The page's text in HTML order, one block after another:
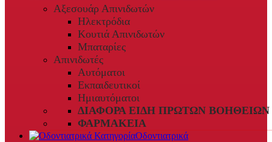
Αξεσουάρ Απινιδωτών
Ηλεκτρόδια
Κουτιά Απινιδωτών
Μπαταρίες
Απινιδωτές
Αυτόματοι
Εκπαιδευτικοί
Ημιαυτόματοι
ΔΙΆΦΟΡΑ ΕΊΔΗ ΠΡΏΤΩΝ ΒΟΗΘΕΙΏΝ
ΦΑΡΜΑΚΕΊΑ
Οδοντιατρικά